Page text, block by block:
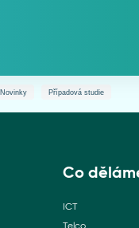
Novinky Případová studie
Co
ICT